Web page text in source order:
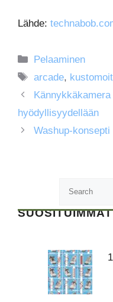
Lähde:
Kategoriat
Pelaaminen
Avainsanat
arcade,
hyödyllisyydellään
Washup-